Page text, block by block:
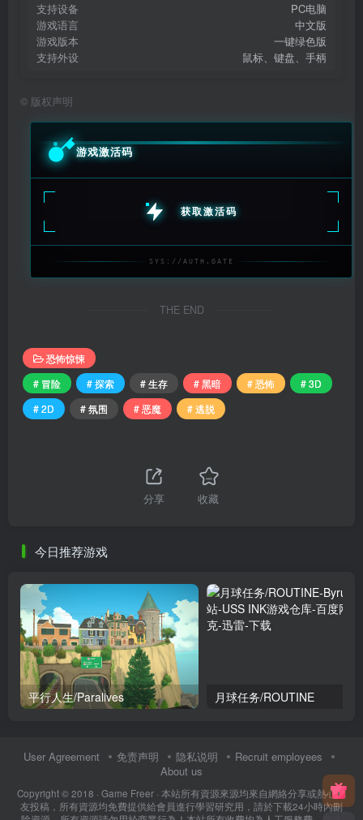
支持设备
PC电脑
游戏语言
中文版
游戏版本
一键绿色版
支持外设
鼠标、键盘、手柄
© 版权声明
游戏激活码
获取激活码
SYS://AUTH.GATE
THE END
恐怖惊悚
# 冒险
# 探索 # 生存 # 黑暗 # 恐怖
# 3D
# 2D
# 氛围 # 恶魔 # 逃脱
分享 收藏
今日推荐游戏
平行人生/Paralives 月球任务/ROUTINE
User Agreement 免责声明 隐私说明
Recruit employees
About us
Copyright © 2018 · Game Freer · 本站所有資源來源均來自網絡分享或熱心網
友投稿，所有資源均免費提供給會員進行學習研究用，請於下載24小時內刪